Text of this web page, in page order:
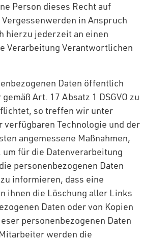
Person dieses Recht auf
in Anspruch
hierzu jederzeit an einen
Verarbeitung Verantwortlichen
Daten öffentlich
Art. 17 Absatz 1 DSGVO zu
so treffen wir unter
Technologie und der
angemessene Maßnahmen,
für die Datenverarbeitung
personenbezogenen Daten
informieren, dass eine
ihnen die Löschung aller Links
Daten oder von Kopien
personenbezogenen Daten
werden die